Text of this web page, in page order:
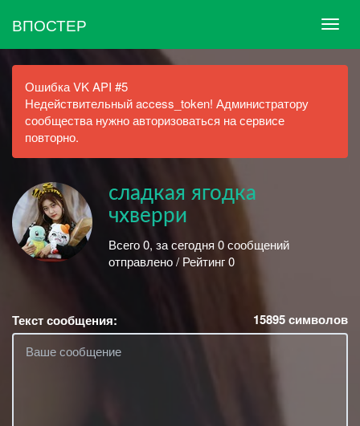
ВПОСТЕР
Ошибка VK API #5
Недействительный access_token! Администратору
сообщества нужно авторизоваться на сервисе
повторно.
сладкая ягодка
чхверри
Всего 0, за сегодня 0 сообщений
отправлено / Рейтинг 0
Текст сообщения: 15895символов